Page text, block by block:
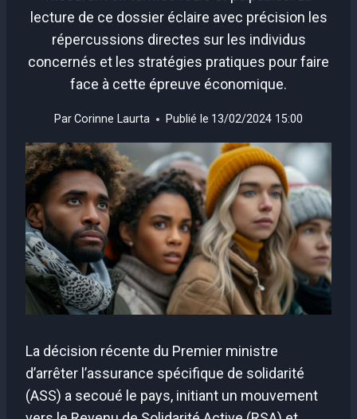
lecture de ce dossier éclaire avec précision les
répercussions directes sur les individus
concernés et les stratégies pratiques pour faire
face à cette épreuve économique.
ParCorinne Laurta Publié le 13/02/2024 15:00
La décision récente du Premier ministre
d’arrêter l’assurance spécifique de solidarité
(ASS) a secoué le pays, initiant un mouvement